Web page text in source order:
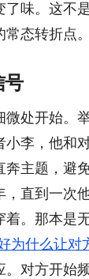
了味。这不
态转折点。
号
处开始。
小李，他和
奔主题，避
，直到一次
。那本是
为什么让对
对方开始